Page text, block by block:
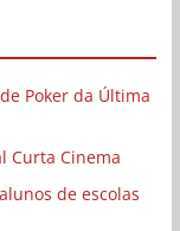
Poker da Última
Curta Cinema
de escolas